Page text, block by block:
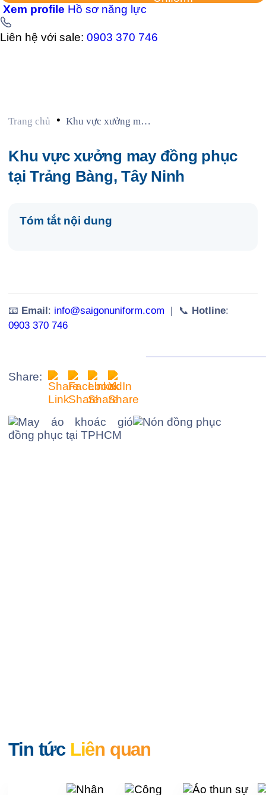
Xem profile Hồ sơ năng lực
Liên hệ với sale: 0903 370 746
Trang chủ • Khu vực xưởng may
Bàng, Tây Ninh
Khu vực xưởng may đồng phục
tại Trảng Bàng, Tây Ninh
Tóm tắt nội dung
📧 Email : info@saigonuniform.com | 📞 Hotline:
0903 370 746
Share:
Tin tức Liên quan